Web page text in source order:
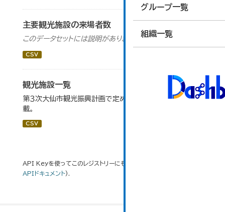
グループ一覧
組織一覧
主要観光施設の来場者数
このデータセットには説明がありません
CSV
観光施設一覧
第３次大仙市観光振興計画で定めた、主要観光施設を掲
載。
CSV
API Keyを使ってこのレジストリーにもアクセス可能です
APIドキュメント).